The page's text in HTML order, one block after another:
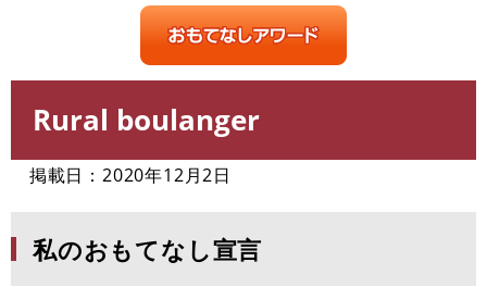
Rural boulanger
掲載日：2020年12月2日
私のおもてなし宣言